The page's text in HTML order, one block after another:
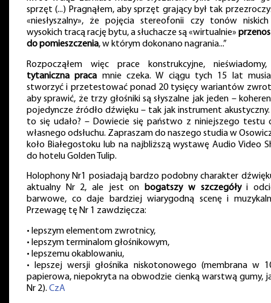
sprzęt (...) Pragnąłem, aby sprzęt grający był tak
«niesłyszalny», że pojęcia stereofonii czy tonów
wysokich tracą rację bytu, a słuchacze są «wirtualnie»
do pomieszczenia, w którym dokonano nagrania...”
Rozpocząłem więc prace konstrukcyjne,
tytaniczna praca mnie czeka. W ciągu tych 15 lat
stworzyć i przetestować ponad 20 tysięcy wariantów
aby sprawić, że trzy głośniki są słyszalne jak jeden –
pojedyncze źródło dźwięku – tak jak instrument akustyczny.
to się udało? – Dowiecie się państwo z niniejszego testu
własnego odsłuchu. Zapraszam do naszego studia w
koło Białegostoku lub na najbliższą wystawę Audio Video
do hotelu Golden Tulip.
Holophony Nr1 posiadają bardzo podobny charakter
aktualny Nr 2, ale jest on
bogatszy w szczegółyi
barwowe, co daje bardziej wiarygodną scenę i
Przewagę tę Nr 1 zawdzięcza:
• lepszym elementom zwrotnicy,
• lepszym terminalom głośnikowym,
• lepszemu okablowaniu,
• lepszej wersji głośnika niskotonowego (membrana w
papierowa, niepokryta na obwodzie cienką warstwą gumy,
Nr 2). CzA